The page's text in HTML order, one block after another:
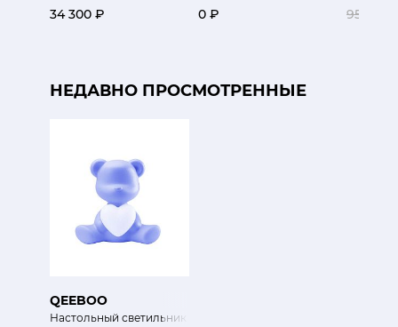
34 300 ₽ 0 ₽ 95 700
НЕДАВНО ПРОСМОТРЕННЫЕ
QEEBOO
Настольный светильник Любовь Тедди XS